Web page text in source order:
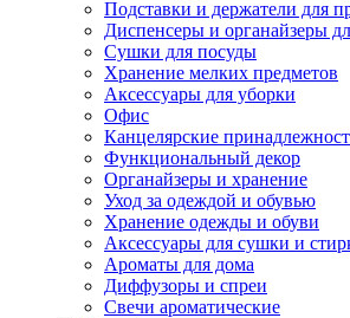
Подставки и держатели для
Диспенсеры и органайзеры
Сушки для посуды
Хранение мелких предметов
Аксессуары для уборки
Офис
Канцелярские
Функциональный декор
Органайзеры и хранение
Уход за одеждой и обувью
Хранение одежды и обуви
Аксессуары для сушки и
Ароматы для дома
Диффузоры и спреи
Свечи ароматические